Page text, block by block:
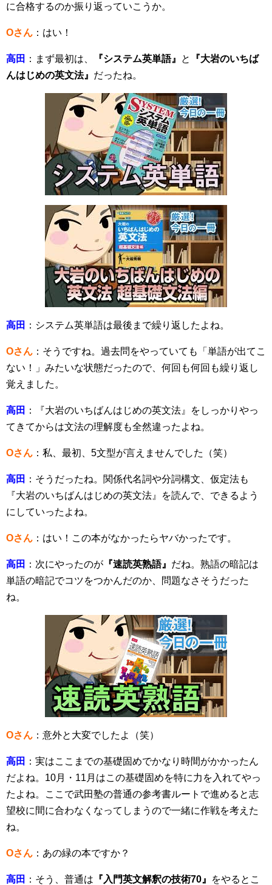
に合格するのか振り返っていこうか。
Oさん ：はい！
高田 ：まず最初は、 『システム英単語』 と
『大岩のいちば
んはじめの英文法』 だったね。
高田 ：システム英単語は最後まで繰り返したよね。
Oさん ：そうですね。過去問をやっていても「単語が出てこ
ない！」みたいな状態だったので、何回も何回も繰り返し
覚えました。
高田 ：『大岩のいちばんはじめの英文法』をしっかりやっ
てきてからは文法の理解度も全然違ったよね。
Oさん ：私、最初、5文型が言えませんでした（笑）
高田 ：そうだったね。関係代名詞や分詞構文、仮定法も
『大岩のいちばんはじめの英文法』を読んで、できるよう
にしていったよね。
Oさん ：はい！この本がなかったらヤバかったです。
高田 ：次にやったのが 『速読英熟語』 だね。熟語の暗記は
単語の暗記でコツをつかんだのか、問題なさそうだった
ね。
Oさん ：意外と大変でしたよ（笑）
高田 ：実はここまでの基礎固めでかなり時間がかかったん
だよね。10月・11月はこの基礎固めを特に力を入れてやっ
たよね。ここで武田塾の普通の参考書ルートで進めると志
望校に間に合わなくなってしまうので一緒に作戦を考えた
ね。
Oさん ：あの緑の本ですか？
高田 ：そう、普通は 『入門英文解釈の技術70』
をやるとこ